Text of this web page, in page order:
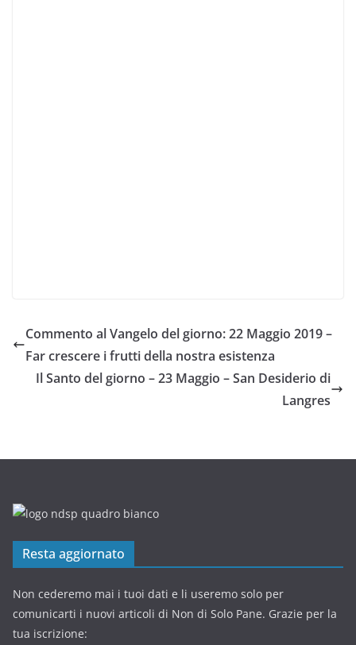
Commento al Vangelo del giorno: 22 Maggio 2019 –
Far crescere i frutti della nostra esistenza
Il Santo del giorno – 23 Maggio – San Desiderio di
Langres
Resta aggiornato
Non cederemo mai i tuoi dati e li useremo solo per
comunicarti i nuovi articoli di Non di Solo Pane. Grazie per la
tua iscrizione: